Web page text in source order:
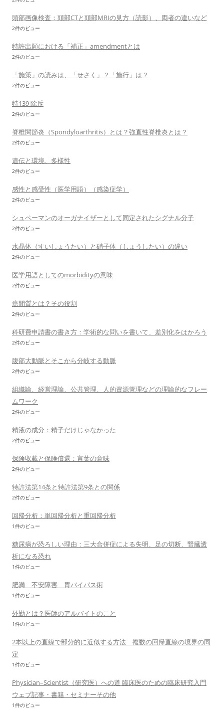
頭部画像検査：頭部CTと頭部MRIの見方（読影）、両者の違いなど
2件のビュー
特許出願における「補正」amendmentとは
2件のビュー
「施策」の読みは、「せさく」？「施行」は？
2件のビュー
特139 除斥
2件のビュー
脊椎関節炎（Spondyloarthritis）とは？強直性脊椎炎とは？
2件のビュー
遺伝と環境、多様性
2件のビュー
感性と感受性（医学用語）（感染症学）
2件のビュー
シュペーマンのオーガナイザーとして同定されたシグナル分子
2件のビュー
水晶体（すいしょうたい）と硝子体（しょうしたい）の違い
2件のビュー
医学用語としてのmorbidityの意味
2件のビュー
癌間質とは？その役割
2件のビュー
科研費申請書の書き方：学術的な問いを書いて、差別化をはかろう
2件のビュー
腹部大動脈とそこから分岐する動脈
2件のビュー
組織論、経営理論、公共管理、人的資源管理などの理論的なフレー
ムワーク
2件のビュー
精液の成分：精子だけじゃなかった
2件のビュー
保険収載と保険償還：言葉の意味
2件のビュー
特許法第14条と特許法第9条との関係
2件のビュー
回帰分析：単回帰分析と重回帰分析
1件のビュー
糖尿病が恐ろしい理由：三大合併症による失明、足の切断、腎臓透
析になる恐れ
1件のビュー
肥満 不安障害 胃バイパス術
1件のビュー
外勤とは？医師のアルバイトのこと
1件のビュー
2本以上の直線で部分的に近似する方法 複数の回帰直線の境界の同
定
1件のビュー
Physician–Scientist（研究医）への道 臨床医のための臨床研究入門
ウェブ記事・書籍・セミナーその他
1件のビュー